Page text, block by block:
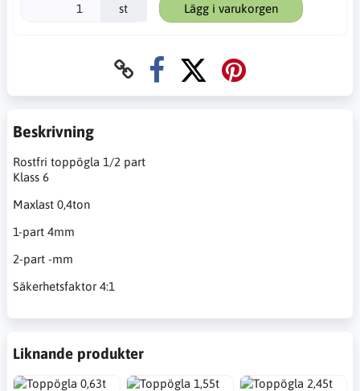
st Lägg i varukorgen
Beskrivning
Rostfri toppögla 1/2 part
Klass 6
Maxlast 0,4ton
1-part 4mm
2-part -mm
Säkerhetsfaktor 4:1
Liknande produkter